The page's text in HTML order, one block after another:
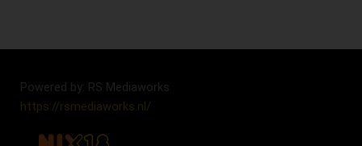
Powered by: RS Mediaworks
https://rsmediaworks.nl/